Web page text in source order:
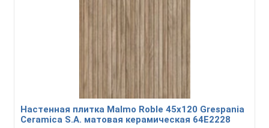
Настенная плитка Malmo Roble 45x120 Grespania
Ceramica S.A. матовая керамическая 64E2228